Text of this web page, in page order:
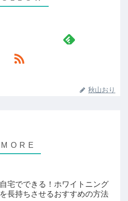
秋山おり
自宅でできる！ホワイトニング
を長持ちさせるおすすめの方法